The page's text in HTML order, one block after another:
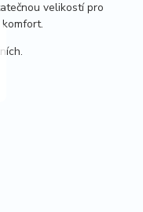
velikostí pro